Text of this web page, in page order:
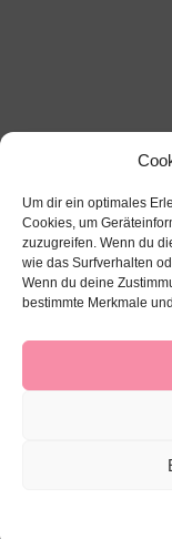
Um dir ein optimales
Cookies, um
zuzugreifen. Wenn du
wie das Surfverhalten
Wenn du deine
bestimmte Merkmale